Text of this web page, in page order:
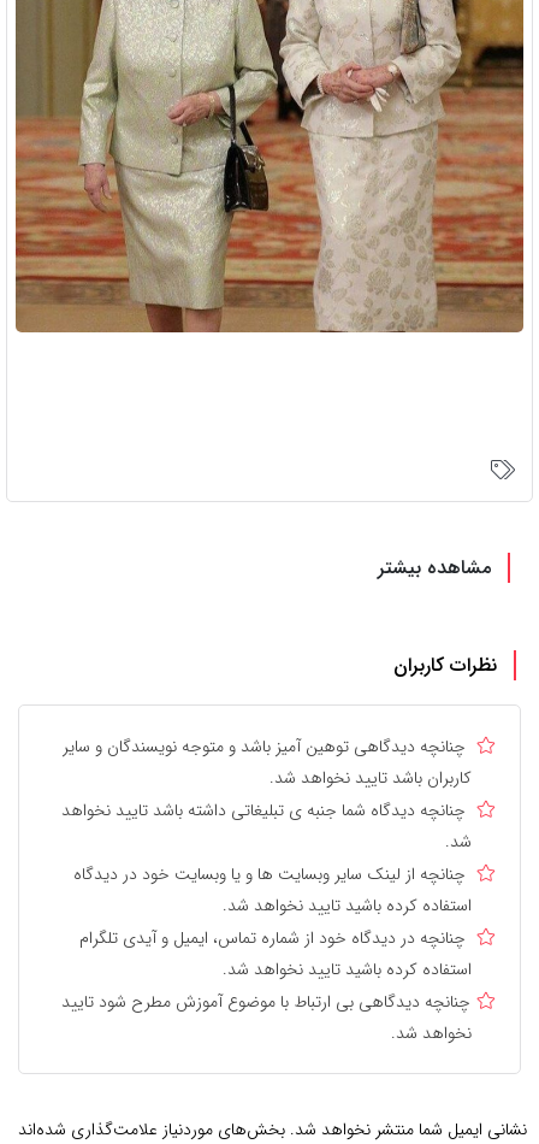
مشاهده بیشتر
نظرات کاربران
چنانچه دیدگاهی توهین آمیز باشد و متوجه نویسندگان و سایر
کاربران باشد تایید نخواهد شد.
چنانچه دیدگاه شما جنبه ی تبلیغاتی داشته باشد تایید نخواهد
شد.
چنانچه از لینک سایر وبسایت ها و یا وبسایت خود در دیدگاه
استفاده کرده باشید تایید نخواهد شد.
چنانچه در دیدگاه خود از شماره تماس، ایمیل و آیدی تلگرام
استفاده کرده باشید تایید نخواهد شد.
چنانچه دیدگاهی بی ارتباط با موضوع آموزش مطرح شود تایید
نخواهد شد.
نشانی ایمیل شما منتشر نخواهد شد. بخش‌های موردنیاز علامت‌گذاری شده‌اند